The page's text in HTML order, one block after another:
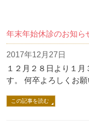
年末年始休診のお知ら
2017年12月27日
１２月２８日より１
す。 何卒よろしくお願
この記事を読む